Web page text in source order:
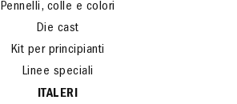
Pennelli, colle e colori
Die cast
Kit per principianti
Linee speciali
ITALERI